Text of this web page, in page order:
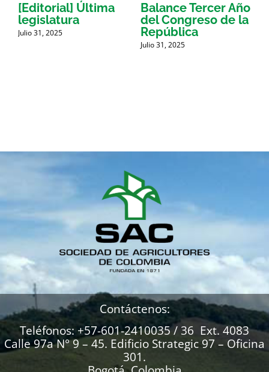
[Editorial] Última
legislatura
Julio 31, 2025
Balance Tercer Año
del Congreso de la
República
Julio 31, 2025
Contáctenos:
Teléfonos: +57-601-2410035 / 36 Ext. 4083
Calle 97a N° 9 – 45. Edificio Strategic 97 – Oficina
301.